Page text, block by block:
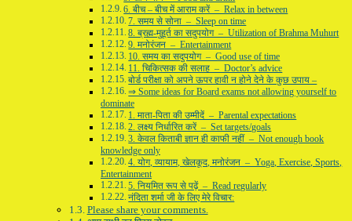
6. बीच – बीच में आराम करें – Relax in between
7. समय से सोना – Sleep on time
8. ब्रह्म-मुहूर्त का सदुपयोग – Utilization of Brahma Muhurt
9. मनोरंजन – Entertainment
10. समय का सदुपयोग – Good use of time
11. चिकित्सक की सलाह – Doctor’s advice
बोर्ड परीक्षा को अपने ऊपर हावी न होने देने के कुछ उपाय –
⇒ Some ideas for Board exams not allowing yourself to
dominate
1. माता-पिता की उम्मीदें – Parental expectations
2. लक्ष्य निर्धारित करें – Set targets/goals
3. केवल किताबी ज्ञान ही काफी नहीं – Not enough book
knowledge only
4. योग, व्यायाम, खेलकूद, मनोरंजन – Yoga, Exercise, Sports,
Entertainment
5. नियमित रूप से पढ़ें – Read regularly
नंदिता शर्मा जी के लिए मेरे विचार:
Please share your comments.